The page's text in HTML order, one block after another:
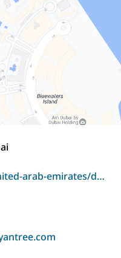
www.banyantree.com/united-arab-emirates/dubai